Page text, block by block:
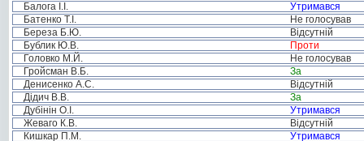
Балога І.І.
Утримався
Батенко Т.І.
Не голосував
Береза Б.Ю.
Відсутній
Бублик Ю.В.
Проти
Головко М.Й.
Не голосував
Гройсман В.Б.
За
Денисенко А.С.
Відсутній
Дідич В.В.
За
Дубінін О.І.
Утримався
Жеваго К.В.
Відсутній
Кишкар П.М.
Утримався